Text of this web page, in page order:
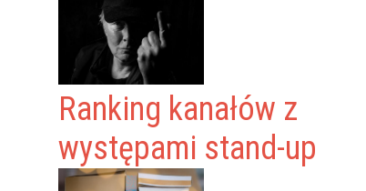
Ranking kanałów z
występami stand-up